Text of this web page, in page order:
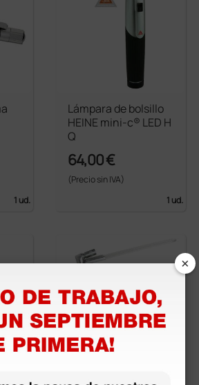
1 ud.
Lámpara de bolsillo
HEINE mini-c® LED H
Q
64,00 €
(Precio sin IVA)
1 ud.
Lámpara con portae
×